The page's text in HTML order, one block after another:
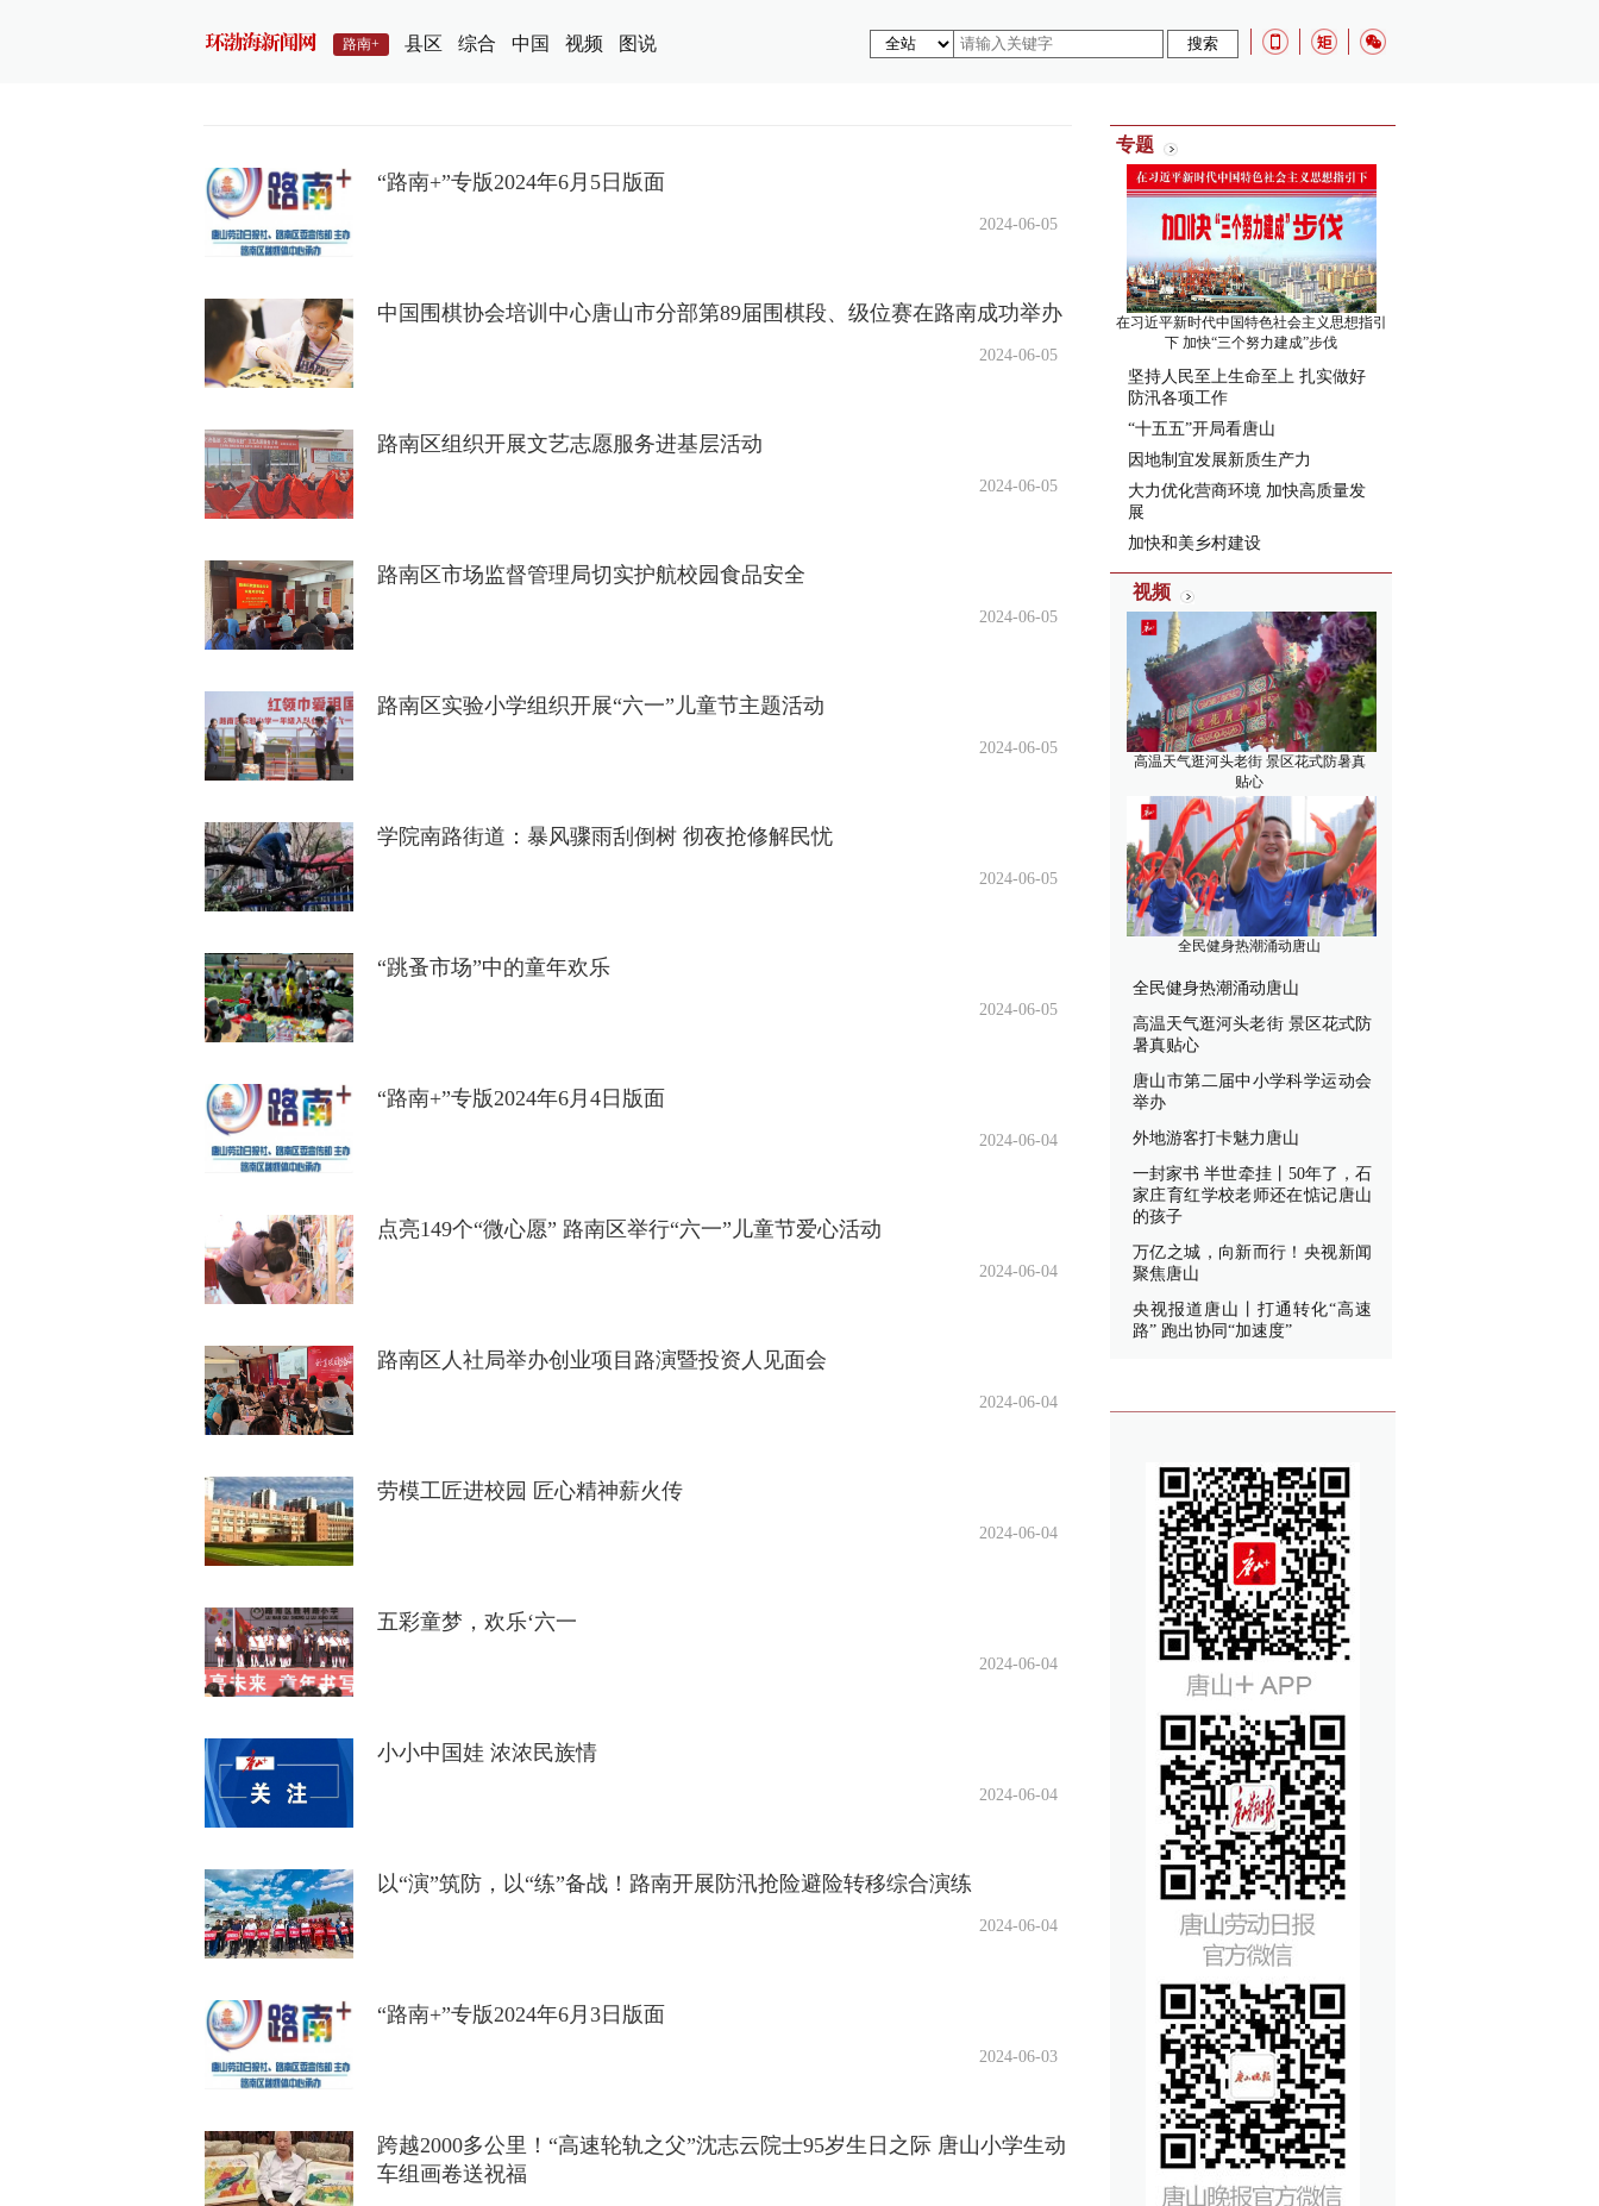
路南+ 县区 综合 中国 视频 图说
“路南+”专版2024年6月5日版面
2024-06-05
中国围棋协会培训中心唐山市分部第89届围棋段、级位赛在路南成功举办
2024-06-05
路南区组织开展文艺志愿服务进基层活动
2024-06-05
路南区市场监督管理局切实护航校园食品安全
2024-06-05
路南区实验小学组织开展“六一”儿童节主题活动
2024-06-05
学院南路街道：暴风骤雨刮倒树 彻夜抢修解民忧
2024-06-05
“跳蚤市场”中的童年欢乐
2024-06-05
“路南+”专版2024年6月4日版面
2024-06-04
点亮149个“微心愿” 路南区举行“六一”儿童节爱心活动
2024-06-04
路南区人社局举办创业项目路演暨投资人见面会
2024-06-04
劳模工匠进校园 匠心精神薪火传
2024-06-04
五彩童梦，欢乐‘六一
2024-06-04
小小中国娃 浓浓民族情
2024-06-04
以“演”筑防，以“练”备战！路南开展防汛抢险避险转移综合演练
2024-06-04
“路南+”专版2024年6月3日版面
2024-06-03
跨越2000多公里！“高速轮轨之父”沈志云院士95岁生日之际 唐山小学生动
车组画卷送祝福
专题
在习近平新时代中国特色社会主义思想指引
下 加快“三个努力建成”步伐
坚持人民至上生命至上 扎实做好
防汛各项工作
“十五五”开局看唐山
因地制宜发展新质生产力
大力优化营商环境 加快高质量发
展
加快和美乡村建设
视频
高温天气逛河头老街 景区花式防暑真
贴心
全民健身热潮涌动唐山
全民健身热潮涌动唐山
高温天气逛河头老街 景区花式防
暑真贴心
唐山市第二届中小学科学运动会
举办
外地游客打卡魅力唐山
一封家书 半世牵挂丨50年了，石
家庄育红学校老师还在惦记唐山
的孩子
万亿之城，向新而行！央视新闻
聚焦唐山
央视报道唐山丨打通转化“高速
路” 跑出协同“加速度”